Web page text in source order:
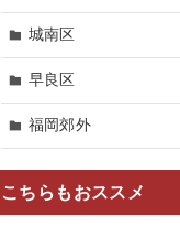
城南区
早良区
福岡郊外
こちらもおススメ